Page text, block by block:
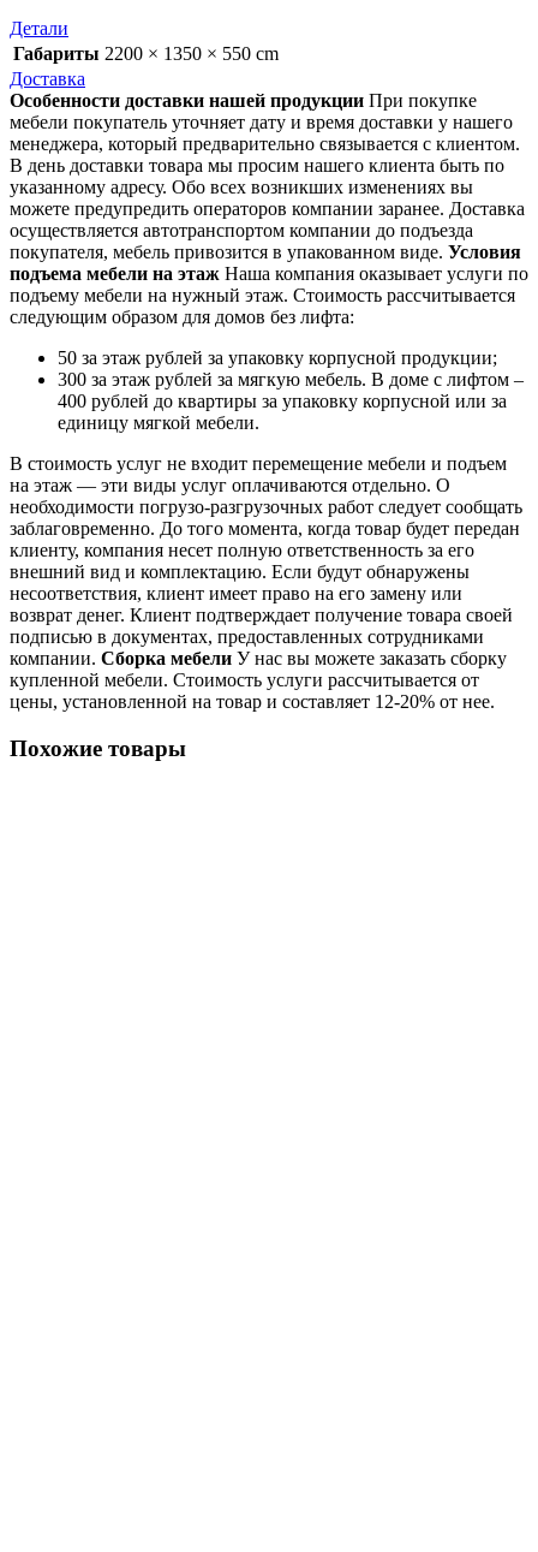
Детали
Габариты 2200 × 1350 × 550 cm
Доставка
Особенности доставки нашей продукции При покупке
мебели покупатель уточняет дату и время доставки у нашего
менеджера, который предварительно связывается с клиентом.
В день доставки товара мы просим нашего клиента быть по
указанному адресу. Обо всех возникших изменениях вы
можете предупредить операторов компании заранее. Доставка
осуществляется автотранспортом компании до подъезда
покупателя, мебель привозится в упакованном виде. Условия
подъема мебели на этаж Наша компания оказывает услуги по
подъему мебели на нужный этаж. Стоимость рассчитывается
следующим образом для домов без лифта:
50 за этаж рублей за упаковку корпусной продукции;
300 за этаж рублей за мягкую мебель. В доме с лифтом –
400 рублей до квартиры за упаковку корпусной или за
единицу мягкой мебели.
В стоимость услуг не входит перемещение мебели и подъем
на этаж — эти виды услуг оплачиваются отдельно. О
необходимости погрузо-разгрузочных работ следует сообщать
заблаговременно. До того момента, когда товар будет передан
клиенту, компания несет полную ответственность за его
внешний вид и комплектацию. Если будут обнаружены
несоответствия, клиент имеет право на его замену или
возврат денег. Клиент подтверждает получение товара своей
подписью в документах, предоставленных сотрудниками
компании. Сборка мебели У нас вы можете заказать сборку
купленной мебели. Стоимость услуги рассчитывается от
цены, установленной на товар и составляет 12-20% от нее.
Похожие товары